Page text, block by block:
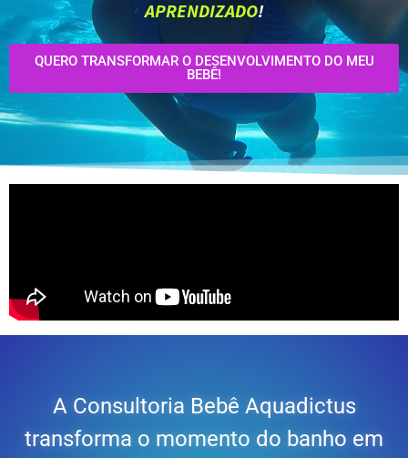
APRENDIZADO!
QUERO TRANSFORMAR O DESENVOLVIMENTO DO MEU
BEBÊ!
A Consultoria Bebê Aquadictus
transforma o momento do banho em